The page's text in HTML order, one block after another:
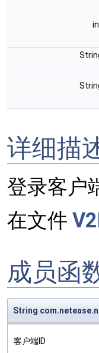
详细描
登录客户
在文件
成员函
String
客户端ID